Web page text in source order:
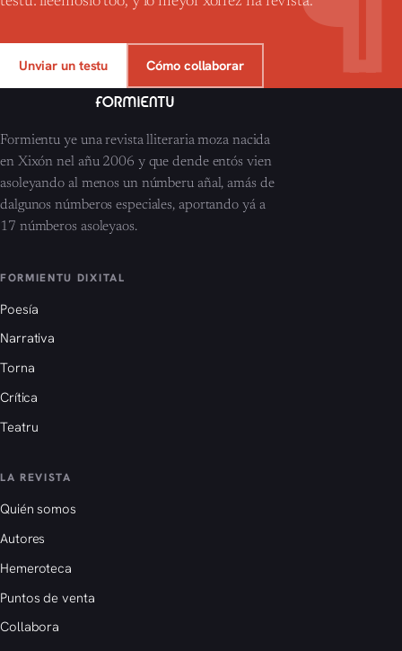
Unviar un testu Cómo collaborar
Formientu ye una revista lliteraria moza nacida
en Xixón nel añu 2006 y que dende entós vien
asoleyando al menos un númberu añal, amás de
dalgunos númberos especiales, aportando yá a
17 númberos asoleyaos.
FORMIENTU DIXITAL
Poesía
Narrativa
Torna
Crítica
Teatru
LA REVISTA
Quién somos
Autores
Hemeroteca
Puntos de venta
Collabora